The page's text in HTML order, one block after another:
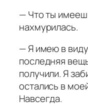
— Что ты
нахмурилась.
— Я имею в
последняя
получили. Я
остались в
Навсегда.